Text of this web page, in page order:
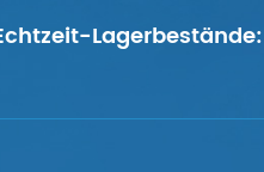
Lagerbestände: